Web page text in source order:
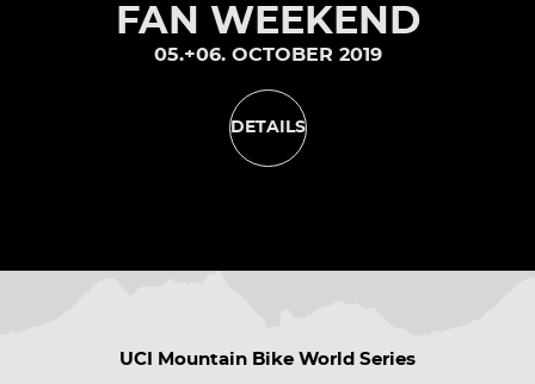
FAN WEEKEND
05.+06. OCTOBER 2019
DETAILS
UCI Mountain Bike World Series